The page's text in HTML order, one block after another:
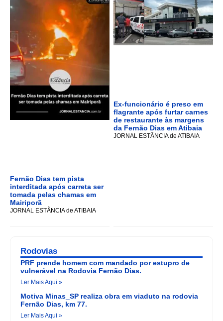
Fernão Dias tem pista
interditada após carreta ser
tomada pelas chamas em
Mairiporã
JORNAL ESTÂNCIA de ATIBAIA
Ex-funcionário é preso em
flagrante após furtar carnes
de restaurante às margens
da Fernão Dias em Atibaia
JORNAL ESTÂNCIA de ATIBAIA
Rodovias
PRF prende homem com mandado por estupro de
vulnerável na Rodovia Fernão Dias.
Ler Mais Aqui »
Motiva Minas_SP realiza obra em viaduto na rodovia
Fernão Dias, km 77.
Ler Mais Aqui »